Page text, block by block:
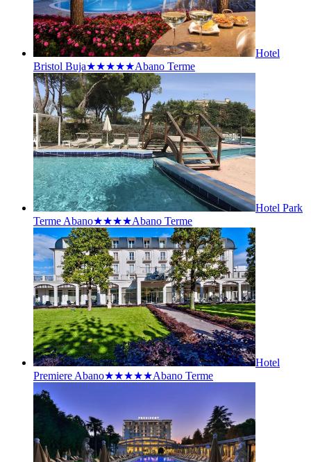
Hotel
Bristol Buja★★★★★Abano Terme
Hotel Park
Terme Abano★★★★Abano Terme
Hotel
Premiere Abano★★★★★Abano Terme